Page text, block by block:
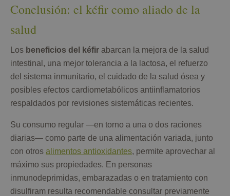
Conclusión: el kéfir como aliado de la
salud
Los beneficios del kéfir abarcan la mejora de la salud
intestinal, una mejor tolerancia a la lactosa, el refuerzo
del sistema inmunitario, el cuidado de la salud ósea y
posibles efectos cardiometabólicos antiinflamatorios
respaldados por revisiones sistemáticas recientes.
Su consumo regular —en torno a una o dos raciones
diarias— como parte de una alimentación variada, junto
con otros alimentos antioxidantes, permite aprovechar al
máximo sus propiedades. En personas
inmunodeprimidas, embarazadas o en tratamiento con
disulfiram resulta recomendable consultar previamente